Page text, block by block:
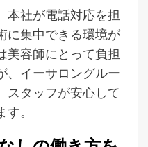
本社が電話対応を担
に集中できる環境が
美容師にとって負担
、イーサロングルー
スタッフが安心して
。